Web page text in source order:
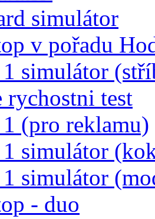
simulátor
v pořadu
simulátor
test
(pro reklamu)
simulátor
simulátor
- duo